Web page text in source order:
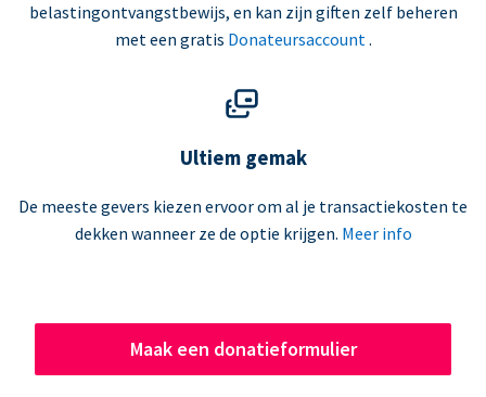
belastingontvangstbewijs, en kan zijn giften zelf beheren
met een gratis Donateursaccount.
Ultiem gemak
De meeste gevers kiezen ervoor om al je transactiekosten te
dekken wanneer ze de optie krijgen. Meer info
Maak een donatieformulier